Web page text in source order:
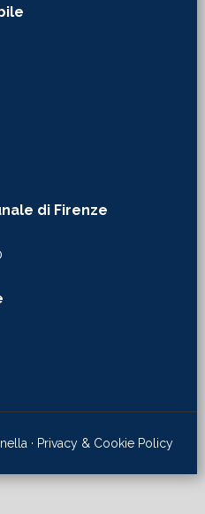
di Firenze
· Privacy & Cookie Policy